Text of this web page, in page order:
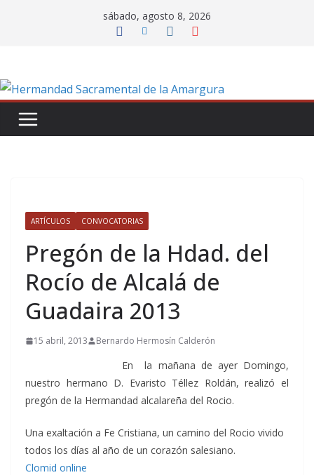
sábado, agosto 8, 2026
ARTÍCULOS CONVOCATORIAS
Pregón de la Hdad. del
Rocío de Alcalá de
Guadaira 2013
15 abril, 2013 Bernardo Hermosín Calderón
En la mañana de ayer Domingo,
nuestro hermano D. Evaristo Téllez Roldán, realizó el
pregón de la Hermandad alcalareña del Rocio.
Una exaltación a Fe Cristiana, un camino del Rocio vivido
todos los días al año de un corazón salesiano.
Clomid online